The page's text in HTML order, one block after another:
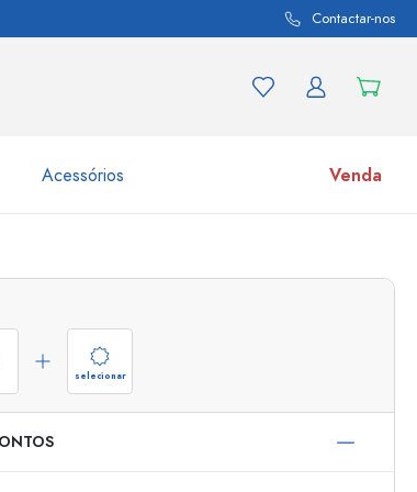
Contactar-nos
Acessórios Venda
Frascos
Compre agora
selecionar